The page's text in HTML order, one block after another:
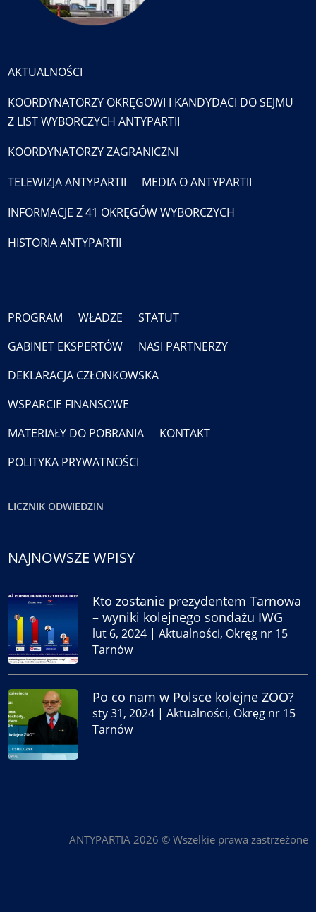
AKTUALNOŚCI
KOORDYNATORZY OKRĘGOWI I KANDYDACI DO SEJMU
Z LIST WYBORCZYCH ANTYPARTII
KOORDYNATORZY ZAGRANICZNI
TELEWIZJA ANTYPARTII
MEDIA O ANTYPARTII
INFORMACJE Z 41 OKRĘGÓW WYBORCZYCH
HISTORIA ANTYPARTII
PROGRAM WŁADZE
STATUT
GABINET EKSPERTÓW
NASI PARTNERZY
DEKLARACJA CZŁONKOWSKA
WSPARCIE FINANSOWE
MATERIAŁY DO POBRANIA
KONTAKT
POLITYKA PRYWATNOŚCI
LICZNIK ODWIEDZIN
NAJNOWSZE WPISY
Kto zostanie prezydentem Tarnowa
– wyniki kolejnego sondażu IWG
lut 6, 2024 |Aktualności, Okręg nr 15
Tarnów
Po co nam w Polsce kolejne ZOO?
sty 31, 2024 |Aktualności, Okręg nr 15
Tarnów
ANTYPARTIA 2026 © Wszelkie prawa zastrzeżone